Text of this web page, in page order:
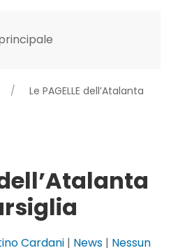
Le PAGELLE dell’Atalanta
dell’Atalanta
Cardani | News | Nessun